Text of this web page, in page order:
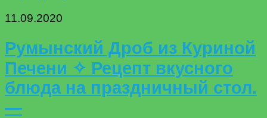
11.09.2020
Румынский Дроб из Куриной
Печени ✧ Рецепт вкусного
блюда на праздничный стол.
—